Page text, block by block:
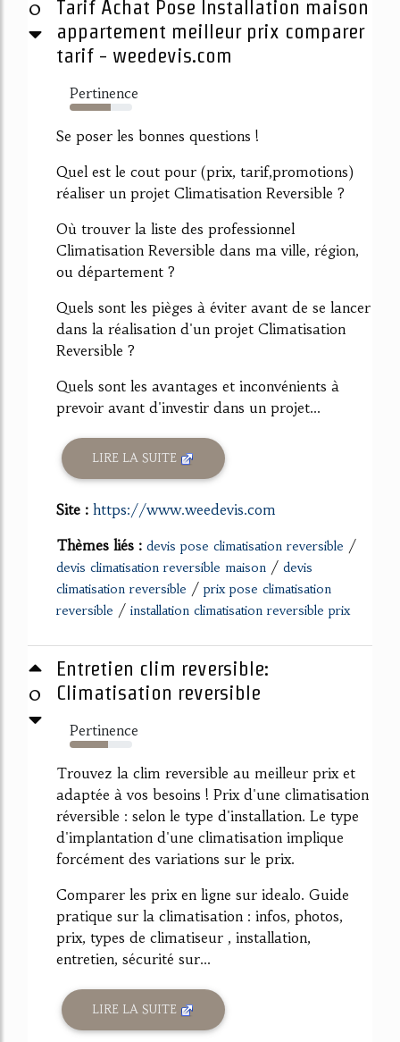
0
Tarif Achat Pose Installation maison
appartement meilleur prix comparer
tarif - weedevis.com
Pertinence
65%
Se poser les bonnes questions !
Quel est le cout pour (prix, tarif,promotions)
réaliser un projet Climatisation Reversible ?
Où trouver la liste des professionnel
Climatisation Reversible dans ma ville, région,
ou département ?
Quels sont les pièges à éviter avant de se lancer
dans la réalisation d'un projet Climatisation
Reversible ?
Quels sont les avantages et inconvénients à
prevoir avant d'investir dans un projet...
LIRE LA SUITE
Site : https://www.weedevis.com
Thèmes liés : devis pose climatisation reversible /
devis climatisation reversible maison / devis
climatisation reversible / prix pose climatisation
reversible / installation climatisation reversible prix
0
Entretien clim reversible:
Climatisation reversible
Pertinence
62%
Trouvez la clim reversible au meilleur prix et
adaptée à vos besoins ! Prix d'une climatisation
réversible : selon le type d'installation. Le type
d'implantation d'une climatisation implique
forcément des variations sur le prix.
Comparer les prix en ligne sur idealo. Guide
pratique sur la climatisation : infos, photos,
prix, types de climatiseur , installation,
entretien, sécurité sur...
LIRE LA SUITE